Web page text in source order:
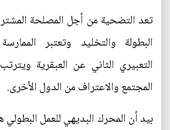
تعد التضحية من أجل المصلحة
البطولة والتخليد وتعتبر
التعبيري الثاني عن العبقرية
المجتمع والاعتراف من الدول الأخرى.
بيد أن المحرك البديهي للعمل البطولي